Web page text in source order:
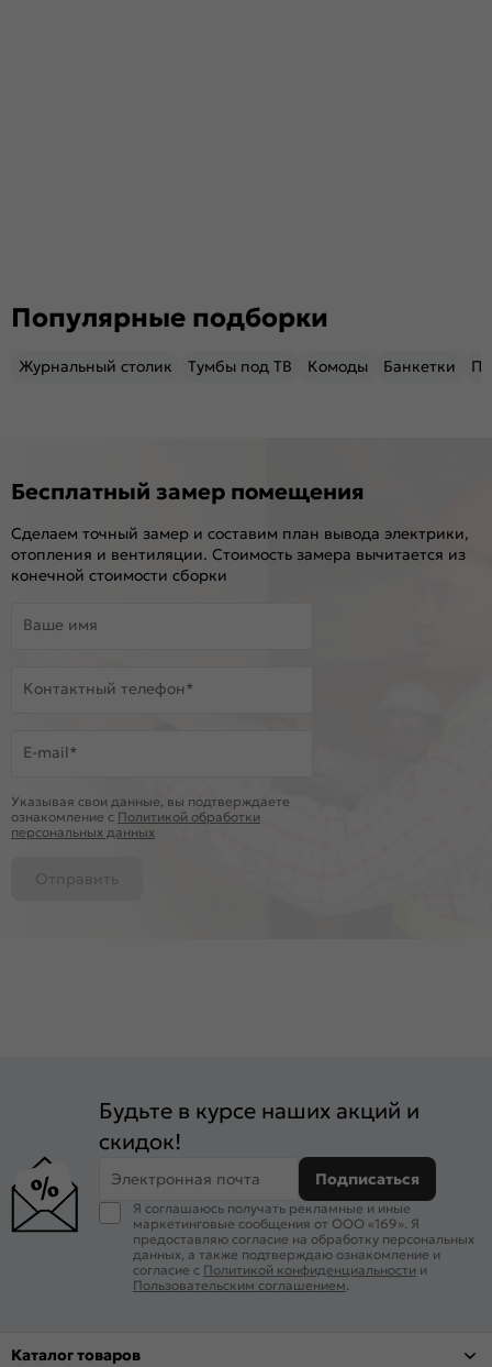
Популярные подборки
Журнальный столик Тумбы под ТВ Комоды Банкетки
Бесплатный замер помещения
Сделаем точный замер и составим план вывода электрики,
отопления и вентиляции. Стоимость замера вычитается из
конечной стоимости сборки
Ваше имя
Контактный телефон*
E-mail*
Указывая свои данные, вы подтверждаете
ознакомление c Политикой обработки
персональных данных
Отправить
Будьте в курсе наших акций и
скидок!
Электронная почта Подписаться
Я соглашаюсь получать рекламные и иные
маркетинговые сообщения от ООО «169». Я
предоставляю согласие на обработку персональных
данных, а также подтверждаю ознакомление и
согласие с Политикой конфиденциальности и
Пользовательским соглашением.
Каталог товаров